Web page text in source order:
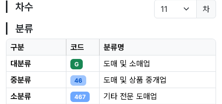
차수 차
분류
구분 코드
분류명
대분류
G
도매 및 소매업
중분류
46
도매 및 상품 중개업
소분류
467
기타 전문 도매업